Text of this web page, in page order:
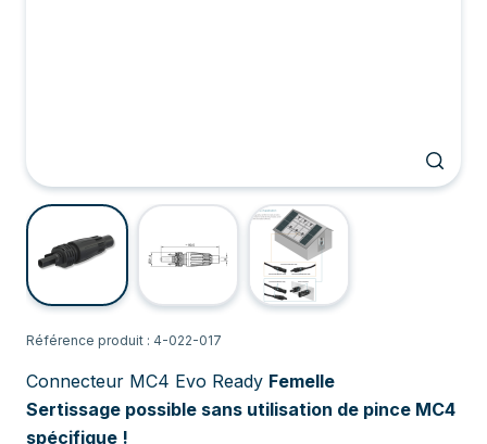
Référence produit : 4-022-017
Connecteur MC4 Evo Ready Femelle
Sertissage possible sans utilisation de pince MC4
spécifique !